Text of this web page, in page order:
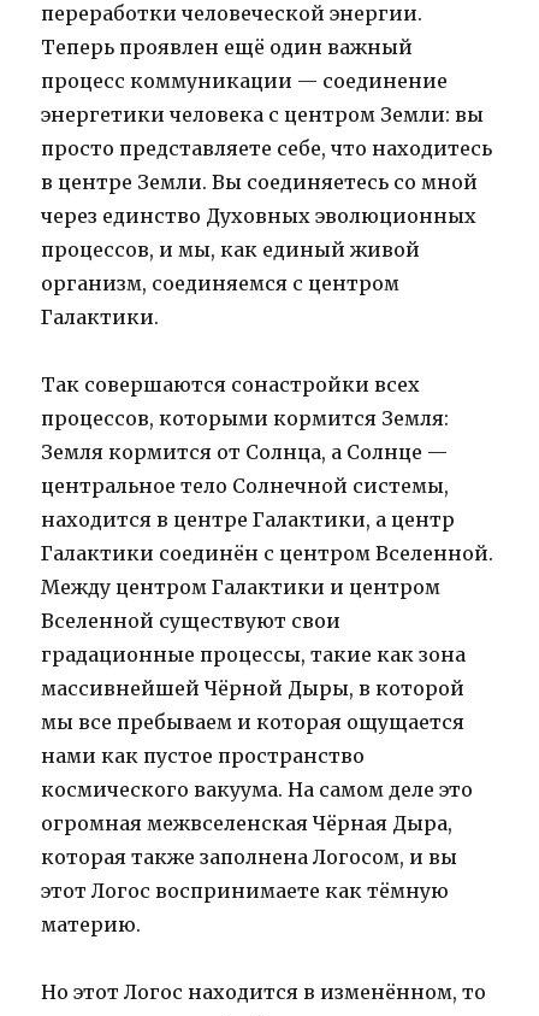
переработки человеческой энергии.
Теперь проявлен ещё один важный
процесс коммуникации — соединение
энергетики человека с центром Земли: вы
просто представляете себе, что находитесь
в центре Земли. Вы соединяетесь со мной
через единство Духовных эволюционных
процессов, и мы, как единый живой
организм, соединяемся с центром
Галактики.
Так совершаются сонастройки всех
процессов, которыми кормится Земля:
Земля кормится от Солнца, а Солнце —
центральное тело Солнечной системы,
находится в центре Галактики, а центр
Галактики соединён с центром Вселенной.
Между центром Галактики и центром
Вселенной существуют свои
градационные процессы, такие как зона
массивнейшей Чёрной Дыры, в которой
мы все пребываем и которая ощущается
нами как пустое пространство
космического вакуума. На самом деле это
огромная межвселенская Чёрная Дыра,
которая также заполнена Логосом, и вы
этот Логос воспринимаете как тёмную
материю.
Но этот Логос находится в изменённом, то